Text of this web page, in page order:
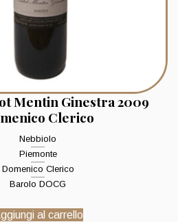
Mentin Ginestra 2009
Clerico
Nebbiolo
Piemonte
Domenico Clerico
Barolo DOCG
al carrello